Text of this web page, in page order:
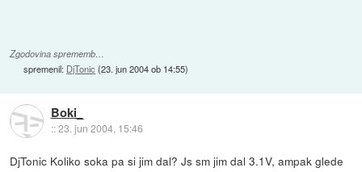
Zgodovina sprememb…
spremenil: DjTonic (23. jun 2004 ob 14:55)
Boki_
::23. jun 2004, 15:46
DjTonic Koliko soka pa si jim dal? Js sm jim dal 3.1V, ampak glede